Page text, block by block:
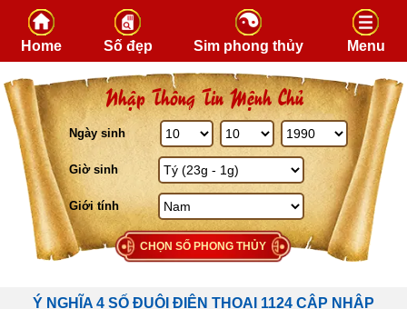
Skip to content
Home Số đẹp Sim phong thủy Menu
Nhập Thông Tin Mệnh Chủ
Ngày sinh
Giờ sinh
Giới tính
CHỌN SỐ PHONG THỦY
Ý NGHĨA 4 SỐ ĐUÔI ĐIỆN THOẠI 1124 CẬP NHẬP